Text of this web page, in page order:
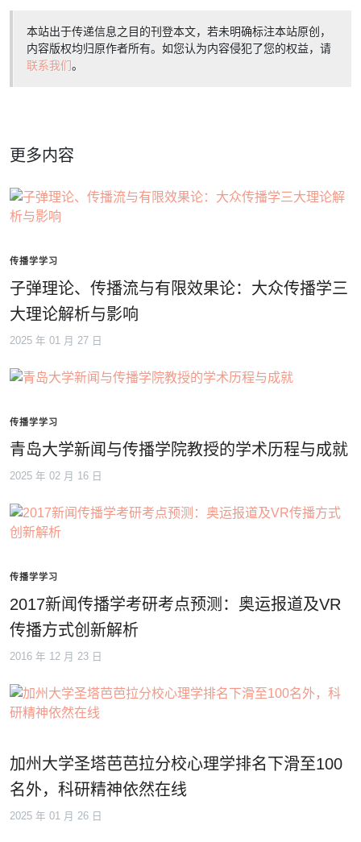
本站出于传递信息之目的刊登本文，若未明确标注本站原创，
内容版权均归原作者所有。如您认为内容侵犯了您的权益，请
联系我们。
更多内容
传播学学习
子弹理论、传播流与有限效果论：大众传播学三
大理论解析与影响
2025 年 01 月 27 日
传播学学习
青岛大学新闻与传播学院教授的学术历程与成就
2025 年 02 月 16 日
传播学学习
2017新闻传播学考研考点预测：奥运报道及VR
传播方式创新解析
2016 年 12 月 23 日
加州大学圣塔芭芭拉分校心理学排名下滑至100
名外，科研精神依然在线
2025 年 01 月 26 日